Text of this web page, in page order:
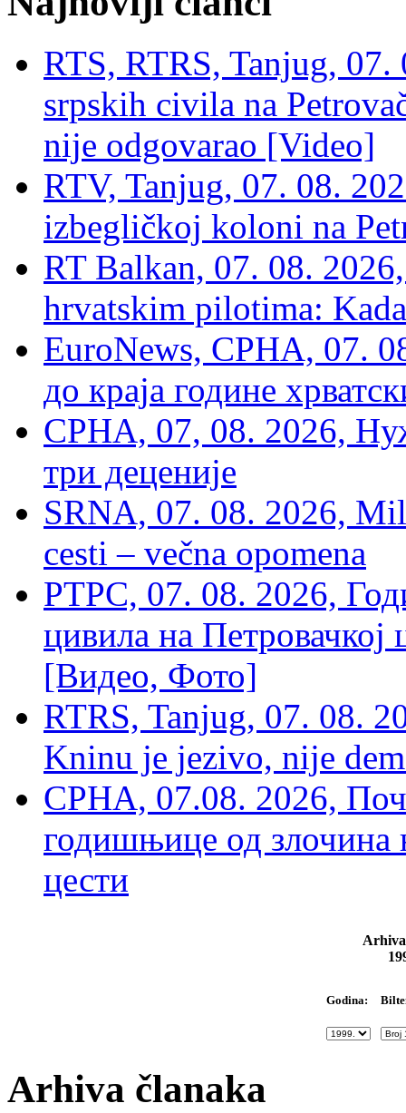
RTS, RTRS, Tanjug,
srpskih civila na
nije odgovarao [Video]
RTV, Tanjug, 07. 08.
izbegličkoj koloni na
RT Balkan, 07. 08.
hrvatskim pilotima:
EuroNews, СРНА, 07.
до краја године
СРНА, 07, 08. 2026,
три деценије
SRNA, 07. 08. 2026,
cesti – večna opomena
РТРС, 07. 08. 2026,
цивила на Петровачкој
[Видео, Фото]
RTRS, Tanjug, 07. 08.
Kninu je jezivo, nije
СРНА, 07.08. 2026,
годишњице од злочина
цести
Godina:
Arhiva članaka